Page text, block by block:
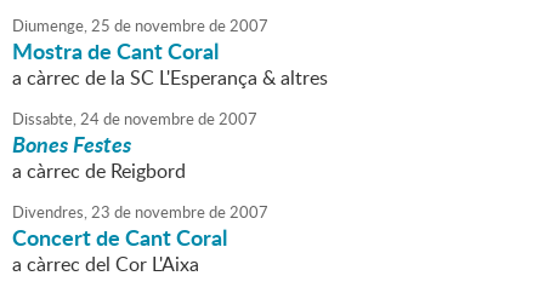
Diumenge,25 de novembrede2007
Mostra de Cant Coral
a càrrec de la SC L'Esperança & altres
Dissabte,24de novembrede2007
Bones Festes
a càrrec de Reigbord
Divendres,23 de novembrede2007
Concert de Cant Coral
a càrrec del Cor L'Aixa